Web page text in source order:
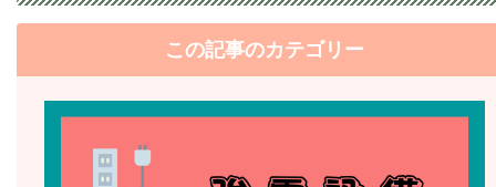
この記事のカテゴリー